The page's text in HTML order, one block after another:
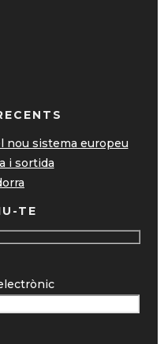
nou sistema europeu
i sortida
TE